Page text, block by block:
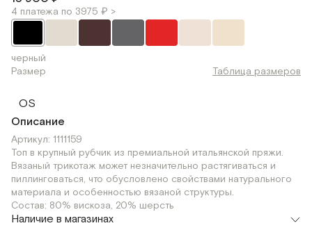
4 платежа по 3975 ₽ >
черный
Размер
Таблица размеров
OS
Описание
Артикул: 1111159
Топ в крупный рубчик из премиальной итальянской пряжи.
Вязаный трикотаж может незначительно растягиваться и
пиллинговаться, что обусловлено свойствами натурального
материала и особенностью вязаной структуры.
Состав: 80% вискоза, 20% шерсть
Наличие в магазинах